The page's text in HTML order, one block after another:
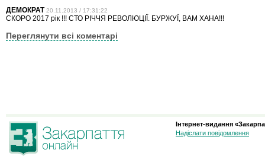
ДЕМОКРАТ 20.11.2013 / 17:31:22
СКОРО 2017 рік !!! СТО РІЧЧЯ РЕВОЛЮЦІЇ. БУРЖУЇ, ВАМ ХАНА!!!
Переглянути всі коментарі
Інтернет-видання
Надіслати повідомлення